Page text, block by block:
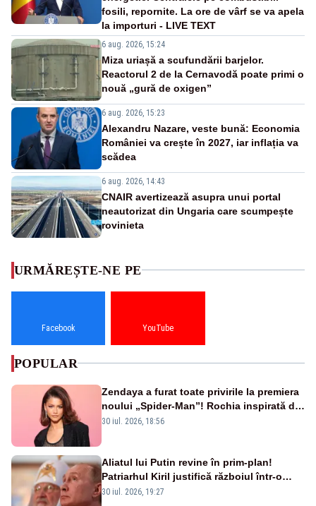
fosili, repornite. La ore de vârf se va apela
la importuri - LIVE TEXT
6 aug. 2026, 15:24
Miza uriașă a scufundării barjelor.
Reactorul 2 de la Cernavodă poate primi o
nouă „gură de oxigen”
6 aug. 2026, 15:23
Alexandru Nazare, veste bună: Economia
României va crește în 2027, iar inflația va
scădea
6 aug. 2026, 14:43
CNAIR avertizează asupra unui portal
neautorizat din Ungaria care scumpește
rovinieta
URMĂREȘTE-NE PE
Facebook YouTube
POPULAR
Zendaya a furat toate privirile la premiera
noului „Spider-Man”! Rochia inspirată de
pânza de păianjen a făcut senzație
30 iul. 2026, 18:56
Aliatul lui Putin revine în prim-plan!
Patriarhul Kiril justifică războiul într-o
nouă carte
30 iul. 2026, 19:27